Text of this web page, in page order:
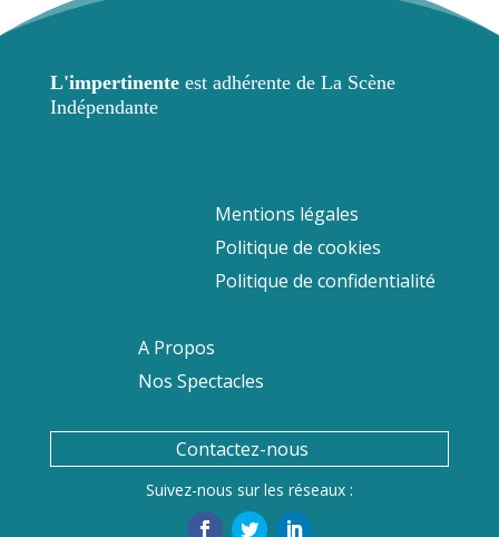
L'impertinenteest adhérente de La Scène
Indépendante
Mentions légales
Politique de cookies
Politique de confidentialité
A Propos
Nos Spectacles
Contactez-nous
Suivez-nous sur les réseaux :